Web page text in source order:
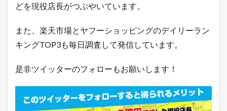
どを現役店長がつぶやいています。
また、楽天市場とヤフーショッピングのデイリーラン
キングTOP3も毎日調査して発信しています。
是非ツイッターのフォローもお願いします！